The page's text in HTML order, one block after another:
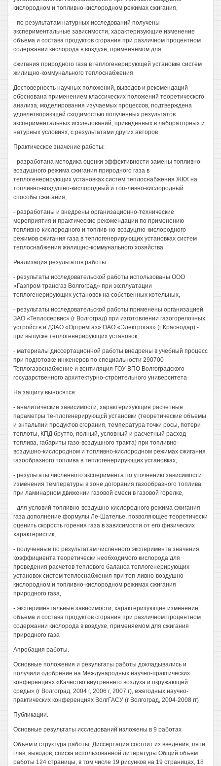
кислородном и топливно-кислородном режимах сжигания,
- по результатам натурных исследований получены
экспериментальные зависимости, характеризующие изменение
объема и состава продуктов сгорания при различном процентном
содержании кислорода в воздухе, применяемом для
сжигания природного газа в геплогенерирующей установке систем
жилищно-коммунального теплоснабжения
Достоверность научных положений, выводов и рекомендаций
обоснована применением классических положений теоретического
анализа, моделирования изучаемых процессов, подтверждена
удовлетворяющей сходимостью полученных результатов
экспериментальных исследований, приведенных в лабораторных и
натурных условиях, с результатами других авторов
Практическое значение работы:
- разработана методика оценки эффективности замены топливно-
воздушного режима сжигания природного газа в
теплогенерирующих установках систем теплоснабжения ЖКХ на
топливно-воздушно-кислородный и топ-ливно-кислородный
способы сжигания,
- разработаны и внедрены организационно-технические
мероприятия и практические рекомендации по применению
топливно-кислородного и топлив-но-воздуцгно-кислородного
режимов сжигания газа в теплогенерирующих установках систем
теплоснабжения жилищно-коммунального хозяйства
Реализация результатов работы:
- результаты исследовательской работы использованы ООО
«Газпром трансгаз Волгоград» при эксплуатации
теплогенерирующих установок на собственных котельных,
- результаты исследовательской работы применены организацией
ЗАО «Теплосервис» (г Волгоград) при изготовлении газогорелочных
устройств и ДЗАО «Оргремгаз» ОАО «Электрогаз» (г Краснодар) -
при выпуске теплогенерирующих установок,
- материалы диссертационной работы внедрены в учебный процесс
при подготовке инженеров по специальности 290700
Теплогазоснабжение и вентиляция ГОУ ВПО Волгоградского
государственного архитектурно-строительного университета
На защиту выносятся:
- аналитические зависимости, характеризующие расчетные
параметры те-плогенерирующсй установки (теоретические объемы
и энтальпии продуктов сгорания, температура точки росы, потери
теплоты, КПД брутто, полный, условный и расчетный расход
топлива, габариты газо-воздушного тракта) при топливно-
воздушно-кислородном и топливно-кислородном режимах сжигания
газообразного топлива в теплогенерирующих установках,
- результаты численного эксперимента по уточнению зависимости
изменения температуры в зоне догорания газообразного топлива
при ламинарном движении газовой смеси в газовой горелке,
- для условий топливно-воздушно-кислородного режима сжигания
газа дополнение формулы Ле-Шателье, позволяющее теоретически
оценить скорость горения газа в зависимости от его физических
характеристик,
- полученные по результатам численного эксперимента значения
коэффициента теоретически необходимого кислорода для
проведения расчетов теплового баланса теплогенерирующих
установок систем теплоснабжения при топ-ливно-воздушно-
кислородном и топливно-кислородном режимах сжигания
природного газа,
- экспериментальные зависимости, характеризующие изменение
объема и состава продуктов сгорания при различном процентном
содержании кислорода в воздухе, применяемом для сжигания
природного газа
Апробация работы.
Основные положения и результаты работы докладывались и
получили одобрение на Международных научно-практических
конференциях «Качество внутреннего воздуха и окружающей
среды» (г Волгоград, 2004 г, 2006 г, 2007 г), ежегодных научно-
практических конференциях ВолгГАСУ (г Волгоград, 2004-2008 гг)
Публикации.
Основные результаты исследований изложены в 9 работах
Объем и структура работы. Диссертация состоит из введения, пяти
глав, выводов, списка использованной литературы Общий объем
работы 124 страницы, в том числе 19 рисунков на 19 страницах, 18